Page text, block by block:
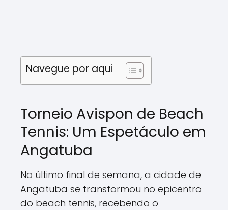
Navegue por aqui
Torneio Avispon de Beach
Tennis: Um Espetáculo em
Angatuba
No último final de semana, a cidade de
Angatuba se transformou no epicentro
do beach tennis, recebendo o